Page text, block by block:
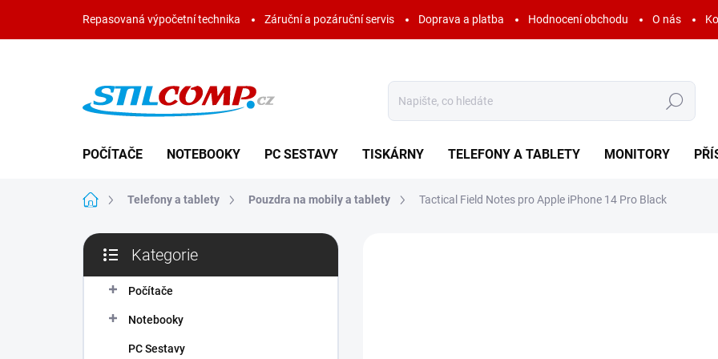
obsah
Repasovaná výpočetní technika Záruční a pozáruční servis Doprava a platba Hodnocení obchodu O nás
Hledat
POČÍTAČE NOTEBOOKY PC SESTAVY TISKÁRNY TELEFONY A TABLETY MONITORY
Domů Telefony a tablety Pouzdra na mobily a tablety Tactical Field Notes pro Apple iPhone 14 Pro Black
P
s
kategorie
Kategorie
Počítače
Notebooky
PC Sestavy